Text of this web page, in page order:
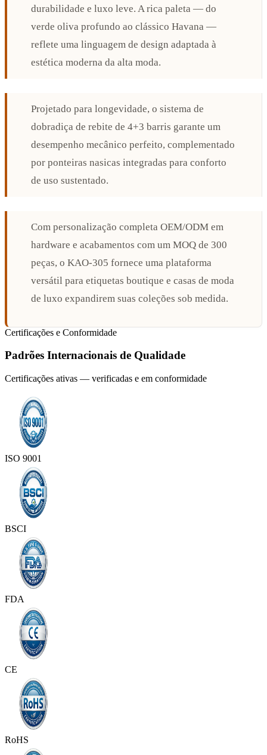
durabilidade e luxo leve. A rica paleta — do
verde oliva profundo ao clássico Havana —
reflete uma linguagem de design adaptada à
estética moderna da alta moda.
Projetado para longevidade, o sistema de
dobradiça de rebite de 4+3 barris garante um
desempenho mecânico perfeito, complementado
por ponteiras nasicas integradas para conforto
de uso sustentado.
Com personalização completa OEM/ODM em
hardware e acabamentos com um MOQ de 300
peças, o KAO-305 fornece uma plataforma
versátil para etiquetas boutique e casas de moda
de luxo expandirem suas coleções sob medida.
Certificações e Conformidade
Padrões Internacionais de Qualidade
Certificações ativas — verificadas e em conformidade
ISO 9001
BSCI
FDA
CE
RoHS